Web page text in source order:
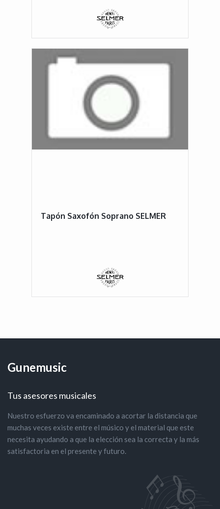
Tapón Saxofón Soprano SELMER
Gunemusic
Tus asesores musicales
Nuestro esfuerzo va encaminado a acortar la distancia que
muchas veces existe entre el músico y el material que este
necesita ayudando a que la elección sea la correcta y la más
satisfactoria en el presente y futuro.